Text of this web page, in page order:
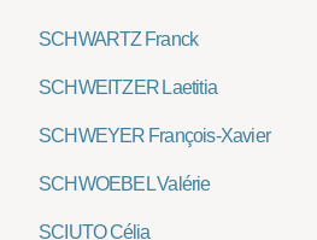
SCHWARTZ Franck
SCHWEITZER Laetitia
SCHWEYER François-Xavier
SCHWOEBEL Valérie
SCIUTO Célia